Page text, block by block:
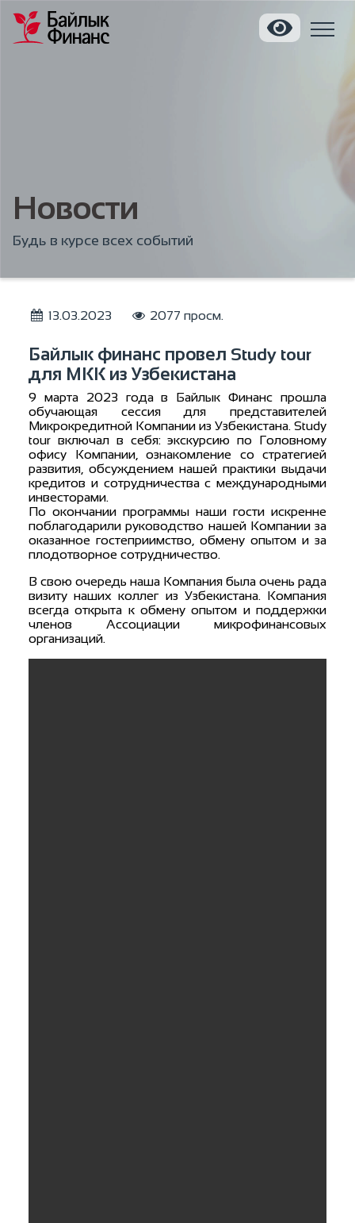
Новости
Будь в курсе всех событий
13.03.2023 2077 просм.
Байлык финанс провел Study tour
для МКК из Узбекистана
9 марта 2023 года в Байлык Финанс прошла
обучающая сессия для представителей
Микрокредитной Компании из Узбекистана. Study
tour включал в себя: экскурсию по Головному
офису Компании, ознакомление со стратегией
развития, обсуждением нашей практики выдачи
кредитов и сотрудничества с международными
инвесторами.
По окончании программы наши гости искренне
поблагодарили руководство нашей Компании за
оказанное гостеприимство, обмену опытом и за
плодотворное сотрудничество.
В свою очередь наша Компания была очень рада
визиту наших коллег из Узбекистана. Компания
всегда открыта к обмену опытом и поддержки
членов Ассоциации микрофинансовых
организаций.